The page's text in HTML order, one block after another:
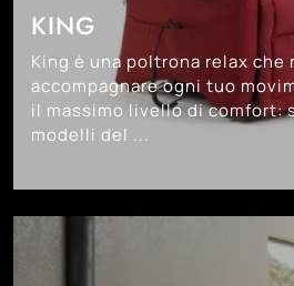
KING
King è una poltrona relax che
accompagnare ogni tuo
il massimo livello di comfort:
modelli del ...